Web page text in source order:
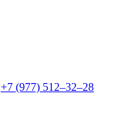
+7 (977) 512–32–28